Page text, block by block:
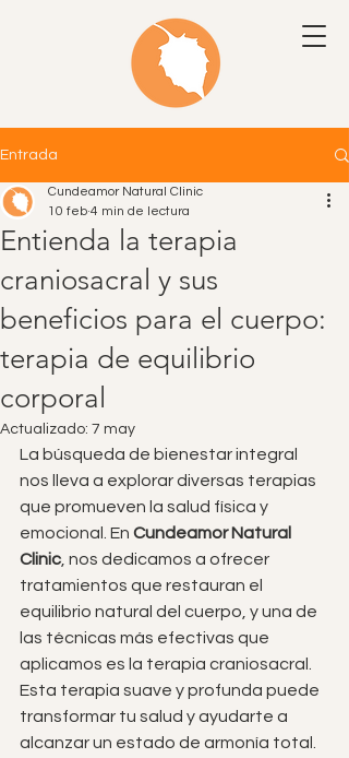
Entrada
Entienda la terapia
craniosacral y sus
beneficios para el cuerpo:
terapia de equilibrio
corporal
Cundeamor Natural Clinic
10 feb 4 min de lectura
Actualizado: 7 may
La búsqueda de bienestar integral
nos lleva a explorar diversas terapias
que promueven la salud física y
emocional. En Cundeamor Natural
Clinic , nos dedicamos a ofrecer
tratamientos que restauran el
equilibrio natural del cuerpo, y una de
las técnicas más efectivas que
aplicamos es la terapia craniosacral.
Esta terapia suave y profunda puede
transformar tu salud y ayudarte a
alcanzar un estado de armonía total.